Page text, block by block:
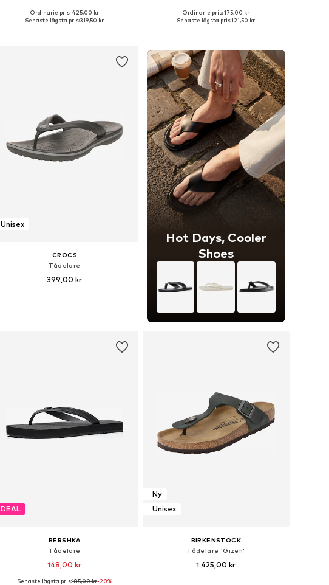
Tillgänglig i många storlekar
Ordinarie pris: 425,00 kr
Senaste lägsta pris:319,50 kr
Tillgängliga storlekar: 40-41, 42-43, 44-45
Ordinarie pris: 175,00 kr
Senaste lägsta pris:121,50 kr
Unisex
CROCS
Tådelare
399,00 kr
Hot Days, Cooler
Shoes
DEAL
BERSHKA
Tådelare
148,00 kr
Senaste lägsta pris:185,00 kr-20%
Ny
Unisex
BIRKENSTOCK
Tådelare 'Gizeh'
1 425,00 kr